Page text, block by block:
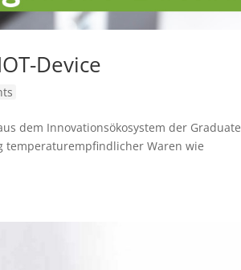
Device
dem Innovationsökosystem der Graduate
temperaturempfindlicher Waren wie